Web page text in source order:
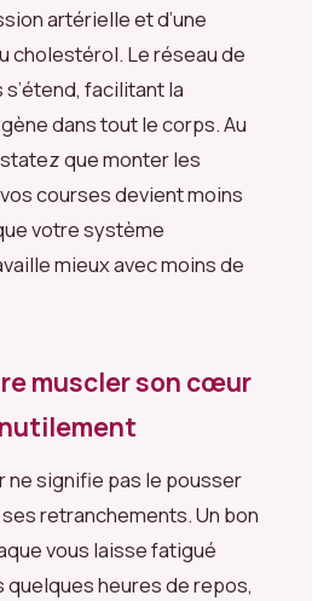
artérielle et d’une
cholestérol. Le réseau de
facilitant la
dans tout le corps. Au
que monter les
courses devient moins
votre système
mieux avec moins de
muscler son cœur
signifie pas le pousser
retranchements. Un bon
vous laisse fatigué
heures de repos,